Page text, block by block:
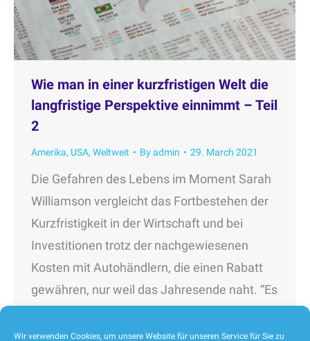
Wir verwenden Cookies, um unsere Website für unseren Service für Sie zu
Wie man in einer kurzfristigen Welt die
langfristige Perspektive einnimmt – Teil
2
Amerika, USA, Weltweit Byadmin 29. March 2021
Die Gefahren des Lebens im Moment Sarah
Williamson vergleicht das Fortbestehen der
Kurzfristigkeit in der Wirtschaft und bei
Investitionen trotz der nachgewiesenen
Kosten mit Autohändlern, die einen Rabatt
gewähren, nur weil das Jahresende naht. “Es
Bostoner Think-Tanks FCLTGlobal, der sich